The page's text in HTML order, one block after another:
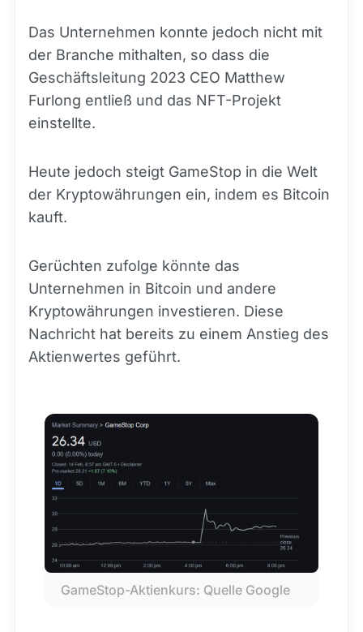
Das Unternehmen konnte jedoch nicht mit
der Branche mithalten, so dass die
Geschäftsleitung 2023 CEO Matthew
Furlong entließ und das NFT-Projekt
einstellte.
Heute jedoch steigt GameStop in die Welt
der Kryptowährungen ein, indem es Bitcoin
kauft.
Gerüchten zufolge könnte das
Unternehmen in Bitcoin und andere
Kryptowährungen investieren. Diese
Nachricht hat bereits zu einem Anstieg des
Aktienwertes geführt.
GameStop-Aktienkurs: Quelle Google